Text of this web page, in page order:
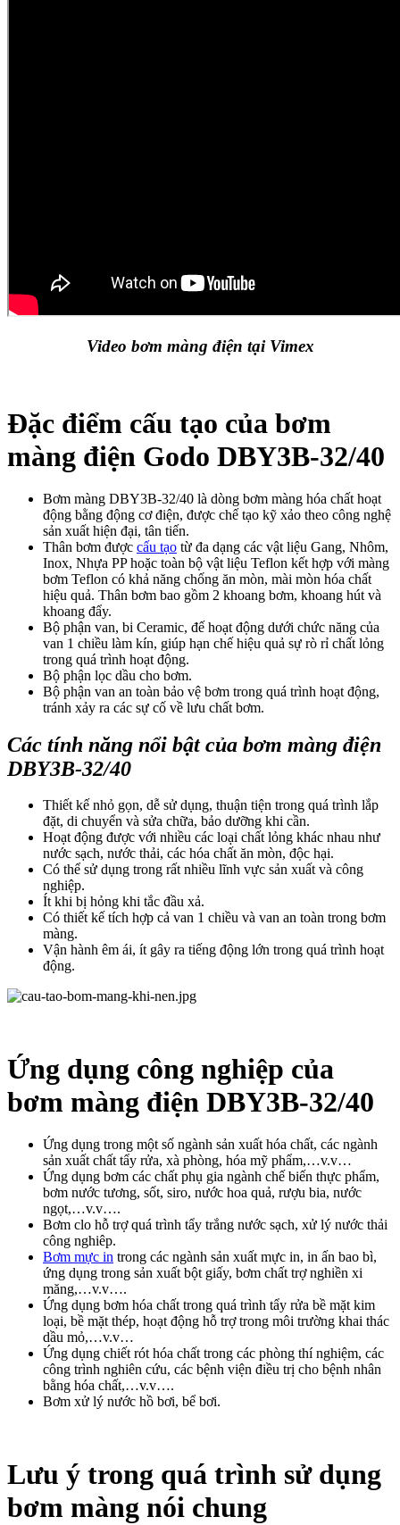
Video bơm màng điện tại Vimex
Đặc điểm cấu tạo của bơm
màng điện Godo DBY3B-32/40
Bơm màng DBY3B-32/40 là dòng bơm màng hóa chất hoạt
động bằng động cơ điện, được chế tạo kỹ xảo theo công nghệ
sản xuất hiện đại, tân tiến.
Thân bơm được cấu tạo từ đa dạng các vật liệu Gang, Nhôm,
Inox, Nhựa PP hoặc toàn bộ vật liệu Teflon kết hợp với màng
bơm Teflon có khả năng chống ăn mòn, mài mòn hóa chất
hiệu quả. Thân bơm bao gồm 2 khoang bơm, khoang hút và
khoang đẩy.
Bộ phận van, bi Ceramic, đế hoạt động dưới chức năng của
van 1 chiều làm kín, giúp hạn chế hiệu quả sự rò rỉ chất lỏng
trong quá trình hoạt động.
Bộ phận lọc dầu cho bơm.
Bộ phận van an toàn bảo vệ bơm trong quá trình hoạt động,
tránh xảy ra các sự cố về lưu chất bơm.
Các tính năng nổi bật của bơm màng điện
DBY3B-32/40
Thiết kế nhỏ gọn, dễ sử dụng, thuận tiện trong quá trình lắp
đặt, di chuyển và sửa chữa, bảo dưỡng khi cần.
Hoạt động được với nhiều các loại chất lỏng khác nhau như
nước sạch, nước thải, các hóa chất ăn mòn, độc hại.
Có thể sử dụng trong rất nhiều lĩnh vực sản xuất và công
nghiệp.
Ít khi bị hỏng khi tắc đầu xả.
Có thiết kế tích hợp cả van 1 chiều và van an toàn trong bơm
màng.
Vận hành êm ái, ít gây ra tiếng động lớn trong quá trình hoạt
động.
Ứng dụng công nghiệp của
bơm màng điện DBY3B-32/40
Ứng dụng trong một số ngành sản xuất hóa chất, các ngành
sản xuất chất tẩy rửa, xà phòng, hóa mỹ phẩm,…v.v…
Ứng dụng bơm các chất phụ gia ngành chế biến thực phẩm,
bơm nước tương, sốt, siro, nước hoa quả, rượu bia, nước
ngọt,…v.v….
Bơm clo hỗ trợ quá trình tẩy trắng nước sạch, xử lý nước thải
công nghiêp.
Bơm mực in trong các ngành sản xuất mực in, in ấn bao bì,
ứng dụng trong sản xuất bột giấy, bơm chất trợ nghiền xi
măng,…v.v….
Ứng dụng bơm hóa chất trong quá trình tẩy rửa bề mặt kim
loại, bề mặt thép, hoạt động hỗ trợ trong môi trường khai thác
dầu mỏ,…v.v…
Ứng dụng chiết rót hóa chất trong các phòng thí nghiệm, các
công trình nghiên cứu, các bệnh viện điều trị cho bệnh nhân
bằng hóa chất,…v.v….
Bơm xử lý nước hồ bơi, bể bơi.
Lưu ý trong quá trình sử dụng
bơm màng nói chung